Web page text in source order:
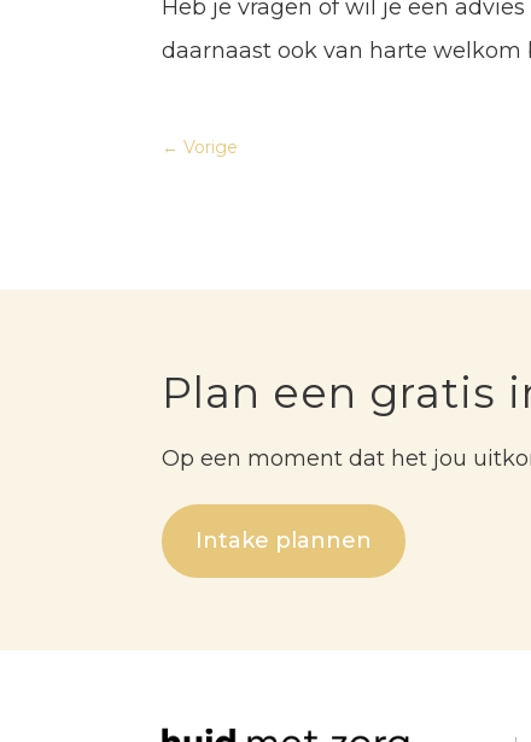
Heb je vragen of wil je een
daarnaast ook van harte
←Vorige
Plan een gratis
Op een moment dat het jou
Intake plannen